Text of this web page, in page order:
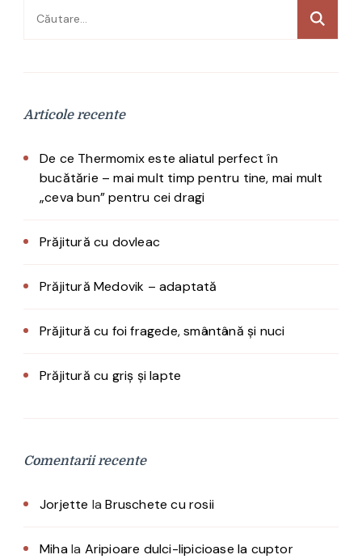
Caută
Articole recente
De ce Thermomix este aliatul perfect în
bucătărie – mai mult timp pentru tine, mai mult
„ceva bun” pentru cei dragi
Prăjitură cu dovleac
Prăjitură Medovik – adaptată
Prăjitură cu foi fragede, smântână și nuci
Prăjitură cu griș și lapte
Comentarii recente
Jorjette laBruschete cu rosii
Mihala Aripioare dulci-lipicioase la cuptor